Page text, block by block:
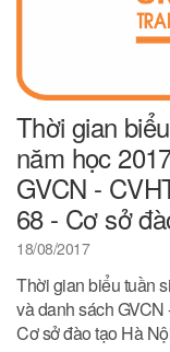
Thời gian
năm học
GVCN -
68 - Cơ sở
18/08/2017
Thời gian biểu tuần
và danh sách
Cơ sở đào tạo Hà